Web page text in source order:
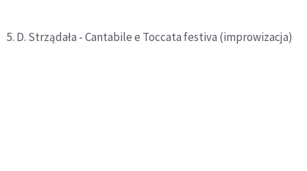
5. D. Strządała - Cantabile e Toccata festiva (improwizacja)